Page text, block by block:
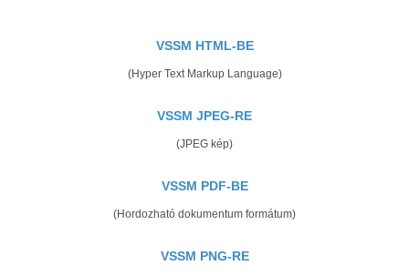
VSSM HTML-BE
(Hyper Text Markup Language)
VSSM JPEG-RE
(JPEG kép)
VSSM PDF-BE
(Hordozható dokumentum formátum)
VSSM PNG-RE